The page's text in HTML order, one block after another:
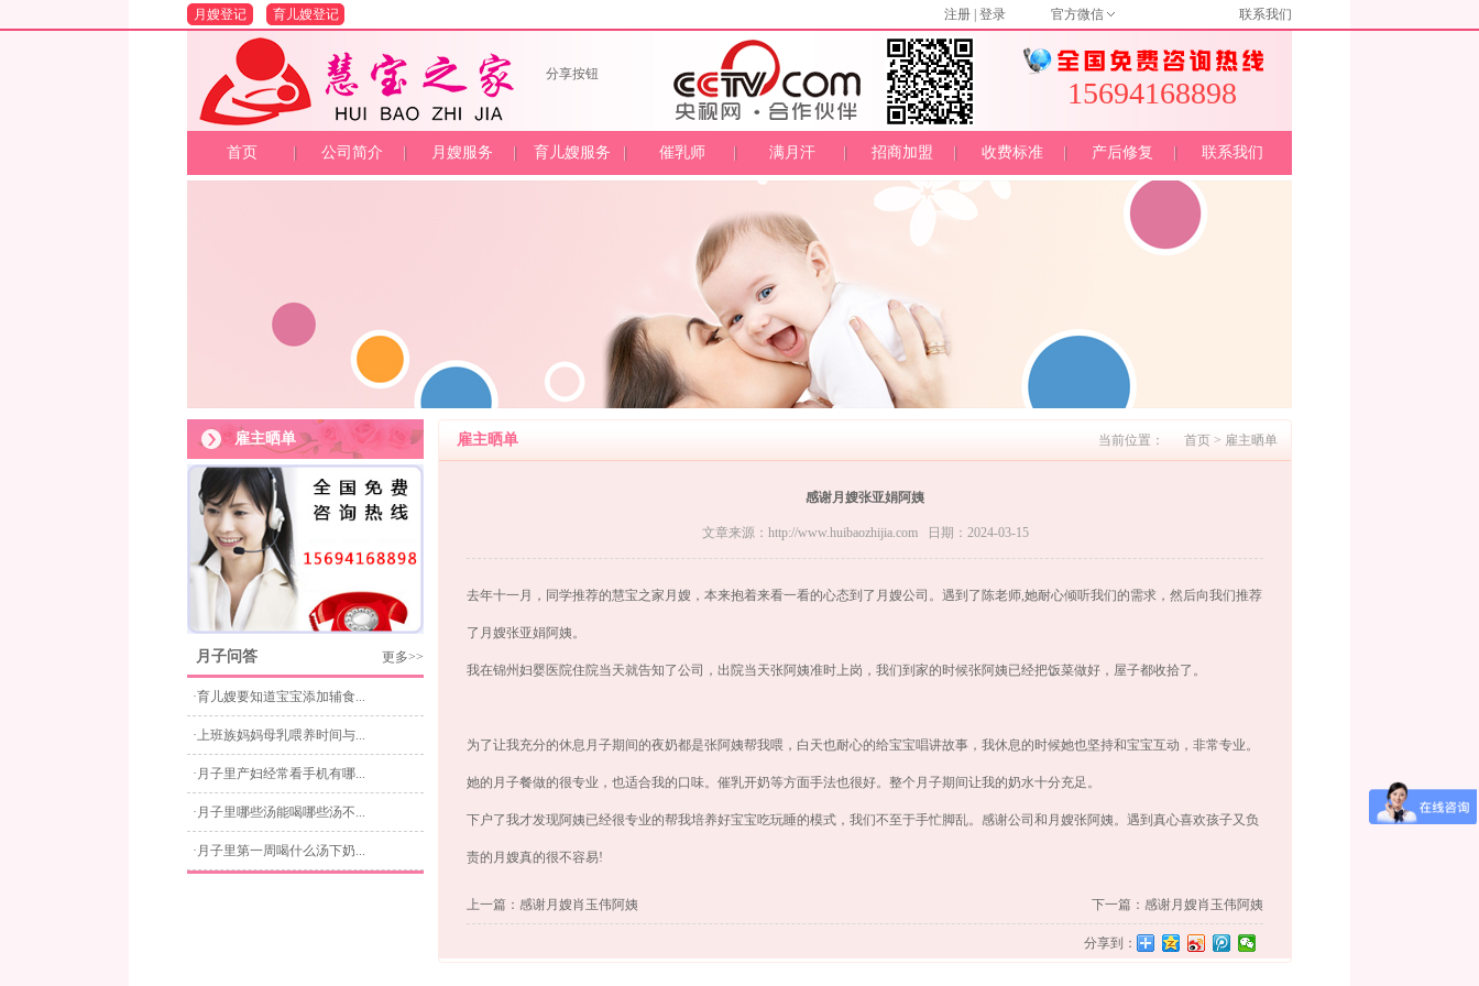
月嫂登记 育儿嫂登记 注册 登录 官方微信 联系我们
分享按钮
15694168898
首页 公司简介 月嫂服务 育儿嫂服务 催乳师 满月汗 招商加盟 收费标准 产后修复 联系我们
雇主晒单
更多>>
月子问答
·育儿嫂要知道宝宝添加辅食...
·上班族妈妈母乳喂养时间与...
·月子里产妇经常看手机有哪...
·月子里哪些汤能喝哪些汤不...
·月子里第一周喝什么汤下奶...
当前位置： 首页 > 雇主晒单
雇主晒单
感谢月嫂张亚娟阿姨
文章来源：http://www.huibaozhijia.com 日期：2024-03-15
去年十一月，同学推荐的慧宝之家月嫂，本来抱着来看一看的心态到了月嫂公司。遇到了陈老师,她耐心倾听我们的需求，然后向我们推荐
了月嫂张亚娟阿姨。
我在锦州妇婴医院住院当天就告知了公司，出院当天张阿姨准时上岗，我们到家的时候张阿姨已经把饭菜做好，屋子都收拾了。
为了让我充分的休息月子期间的夜奶都是张阿姨帮我喂，白天也耐心的给宝宝唱讲故事，我休息的时候她也坚持和宝宝互动，非常专业。
她的月子餐做的很专业，也适合我的口味。催乳开奶等方面手法也很好。整个月子期间让我的奶水十分充足。
下户了我才发现阿姨已经很专业的帮我培养好宝宝吃玩睡的模式，我们不至于手忙脚乱。感谢公司和月嫂张阿姨。遇到真心喜欢孩子又负
责的月嫂真的很不容易!
上一篇：感谢月嫂肖玉伟阿姨 下一篇：感谢月嫂肖玉伟阿姨
分享到：